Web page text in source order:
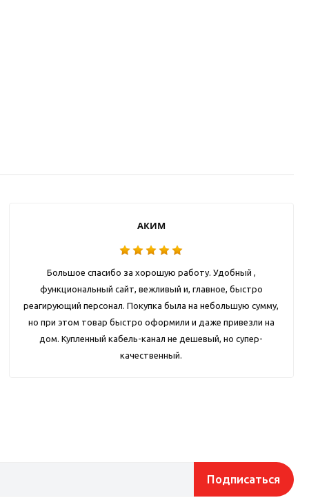
АКИМ
Большое спасибо за хорошую работу. Удобный ,
функциональный сайт, вежливый и, главное, быстро
реагирующий персонал. Покупка была на небольшую сумму,
но при этом товар быстро оформили и даже привезли на
дом. Купленный кабель-канал не дешевый, но супер-
качественный.
Подписаться